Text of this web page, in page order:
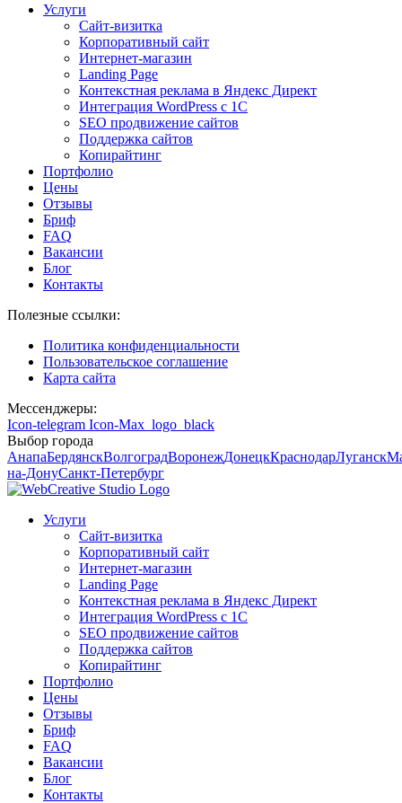
Услуги
Сайт-визитка
Корпоративный сайт
Интернет-магазин
Landing Page
Контекстная реклама в Яндекс Директ
Интеграция WordPress c 1C
SEO продвижение сайтов
Поддержка сайтов
Копирайтинг
Портфолио
Цены
Отзывы
Бриф
FAQ
Вакансии
Блог
Контакты
Полезные ссылки:
Политика конфиденциальности
Пользовательское соглашение
Карта сайта
Мессенджеры:
Icon-telegram Icon-Max_logo_black
Выбор города
АнапаБердянскВолгоградВоронежДонецкКраснодарЛуганск
на-ДонуСанкт-Петербург
Услуги
Сайт-визитка
Корпоративный сайт
Интернет-магазин
Landing Page
Контекстная реклама в Яндекс Директ
Интеграция WordPress c 1C
SEO продвижение сайтов
Поддержка сайтов
Копирайтинг
Портфолио
Цены
Отзывы
Бриф
FAQ
Вакансии
Блог
Контакты